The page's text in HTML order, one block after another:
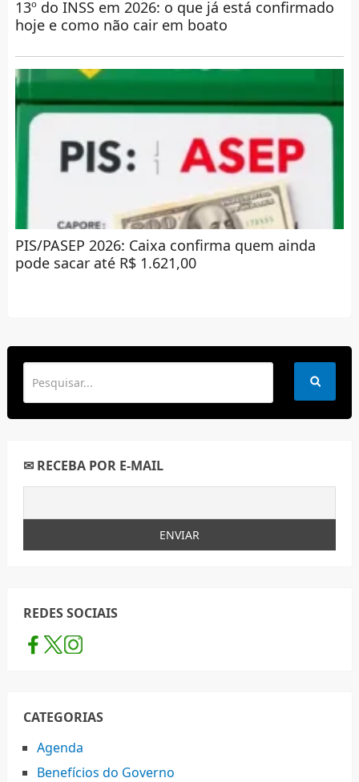
13º do INSS em 2026: o que já está confirmado
hoje e como não cair em boato
PIS/PASEP 2026: Caixa confirma quem ainda
pode sacar até R$ 1.621,00
✉ RECEBA POR E-MAIL
REDES SOCIAIS
CATEGORIAS
Agenda
Benefícios do Governo